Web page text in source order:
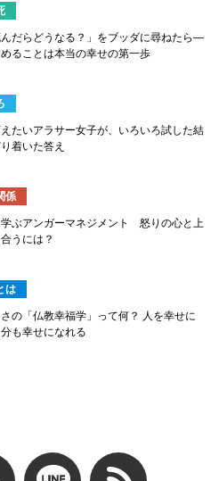
んだらどうなる？」をブッダに尋ねたら―
ることは本当の幸せの第一歩
たいアラサー女子が、いろいろ試した結
着いた答え
係
学ぶアンガーマネジメント 怒りの心と上
うには？
は
の「仏教幸福学」って何？ 人を幸せに
も幸せになれる